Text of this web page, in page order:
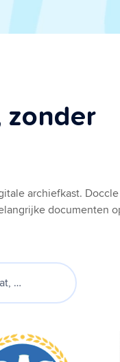
zonder
archiefkast.
documenten
…